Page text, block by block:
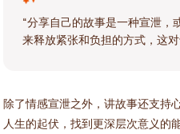
“分享自己的故事是一种宣泄，
来释放紧张和负担的方式，这
除了情感宣泄之外，讲故事还支持
人生的起伏，找到更深层次意义的